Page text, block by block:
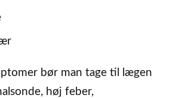
bør man tage til lægen
høj feber,